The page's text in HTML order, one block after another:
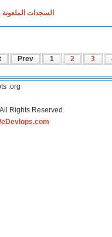
Read more: السجدات الملعونة
Prev 1 2 3
.org
Rights Reserved.